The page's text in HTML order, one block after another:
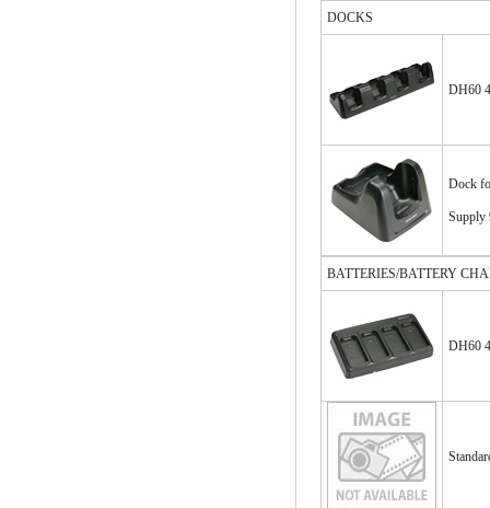
DOCKS
DH60
Dock
Supply
BATTERIES/BATTERY
DH60